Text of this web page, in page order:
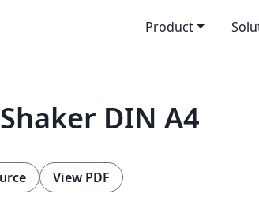
Product
DIN A4
View PDF